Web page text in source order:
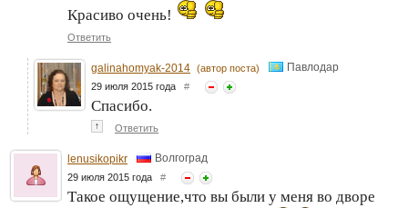
Красиво очень!
Ответить
galinahomyak-2014 (автор поста) Павлодар
29 июля 2015 года #
Спасибо.
↑ Ответить
lenusikopikr Волгоград
29 июля 2015 года #
Такое ощущение,что вы были у меня во дворе